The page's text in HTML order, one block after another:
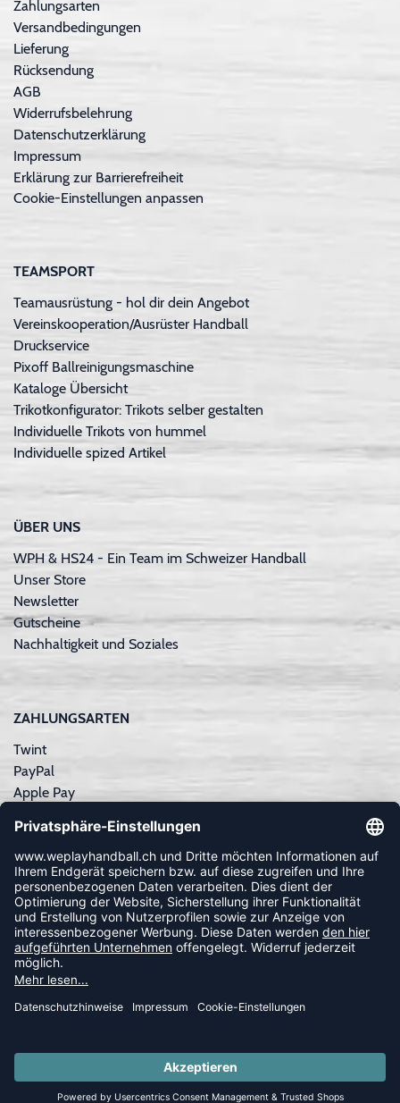
SUMMER SALE: SPARE BIS ZU 65%
Zahlungsarten
Versandbedingungen
Lieferung
Rücksendung
AGB
Widerrufsbelehrung
Datenschutzerklärung
Impressum
Erklärung zur Barrierefreiheit
Cookie-Einstellungen anpassen
TEAMSPORT
Teamausrüstung - hol dir dein Angebot
Vereinskooperation/Ausrüster Handball
Druckservice
Pixoff Ballreinigungsmaschine
Kataloge Übersicht
Trikotkonfigurator: Trikots selber gestalten
Individuelle Trikots von hummel
Individuelle spized Artikel
ÜBER UNS
WPH & HS24 - Ein Team im Schweizer Handball
Unser Store
Newsletter
Gutscheine
Nachhaltigkeit und Soziales
ZAHLUNGSARTEN
Twint
PayPal
Apple Pay
Kreditkarte
Rechnungskauf
NEWSLETTER
FOLLOW US